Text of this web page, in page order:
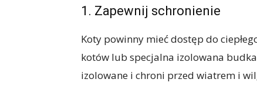
1. Zapewnij schronienie
Koty powinny mieć dostęp do
kotów lub specjalna izolowana
izolowane i chroni przed wiatrem i